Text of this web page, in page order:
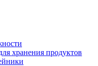
хранения продуктов